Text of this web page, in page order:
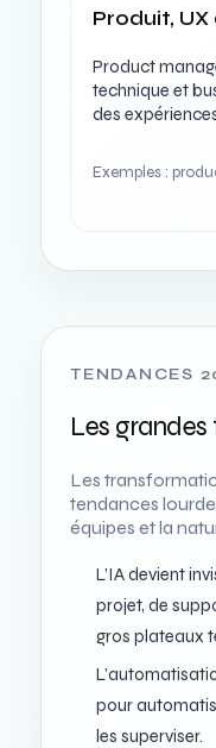
Produit,
Product
technique et
des
Exemples :
TENDANCES
Les
Les
tendances
équipes et la
L’IA devient
projet, de
gros plateaux
pour
les superviser.